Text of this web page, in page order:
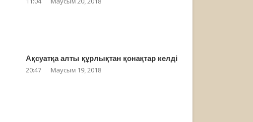
Ақсуатқа алты құрлықтан қонақтар келді
20:47 Маусым 19, 2018